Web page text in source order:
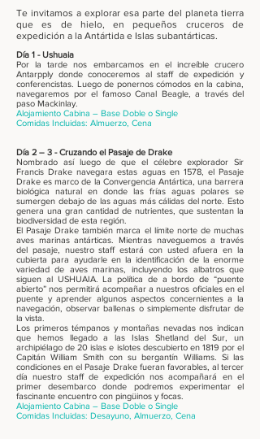
Te invitamos a explorar esa parte del planeta tierra
que es de hielo, en pequeños cruceros de
expedición a la Antártida e Islas subantárticas.
Día 1 - Ushuaia
Por la tarde nos embarcamos en el increíble crucero
Antarpply donde conoceremos al staff de expedición y
conferencistas. Luego de ponernos cómodos en la cabina,
navegaremos por el famoso Canal Beagle, a través del
paso Mackinlay.
Alojamiento Cabina – Base Doble o Single
Comidas Incluidas: Almuerzo, Cena
Día 2 – 3 - Cruzando el Pasaje de Drake
Nombrado así luego de que el célebre explorador Sir
Francis Drake navegara estas aguas en 1578, el Pasaje
Drake es marco de la Convergencia Antártica, una barrera
biológica natural en donde las frías aguas polares se
sumergen debajo de las aguas más cálidas del norte. Esto
genera una gran cantidad de nutrientes, que sustentan la
biodiversidad de esta región.
El Pasaje Drake también marca el límite norte de muchas
aves marinas antárticas. Mientras naveguemos a través
del pasaje, nuestro staff estará con usted afuera en la
cubierta para ayudarle en la identificación de la enorme
variedad de aves marinas, incluyendo los albatros que
siguen al USHUAIA. La política de a bordo de “puente
abierto” nos permitirá acompañar a nuestros oficiales en el
puente y aprender algunos aspectos concernientes a la
navegación, observar ballenas o simplemente disfrutar de
la vista.
Los primeros témpanos y montañas nevadas nos indican
que hemos llegado a las Islas Shetland del Sur, un
archipiélago de 20 islas e islotes descubierto en 1819 por el
Capitán William Smith con su bergantín Williams. Si las
condiciones en el Pasaje Drake fueran favorables, al tercer
día nuestro staff de expedición nos acompañará en el
primer desembarco donde podremos experimentar el
fascinante encuentro con pingüinos y focas.
Alojamiento Cabina – Base Doble o Single
Comidas Incluidas: Desayuno, Almuerzo, Cena